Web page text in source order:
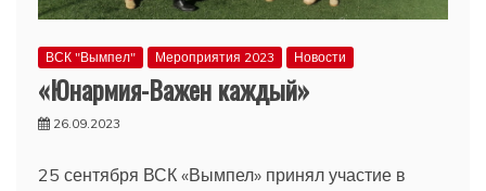
ВСК "Вымпел" Мероприятия 2023 Новости
«Юнармия-Важен каждый»
26.09.2023
25 сентября ВСК «Вымпел» принял участие в